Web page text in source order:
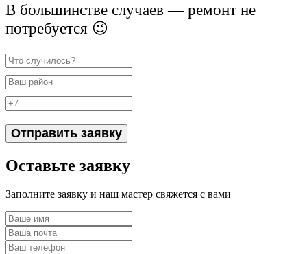
В большинстве случаев — ремонт не
потребуется 😉
Отправить заявку
Оставьте заявку
Заполните заявку и наш мастер свяжется с вами